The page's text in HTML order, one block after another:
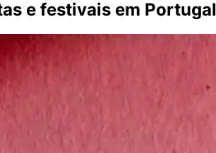
e festivais em Portugal